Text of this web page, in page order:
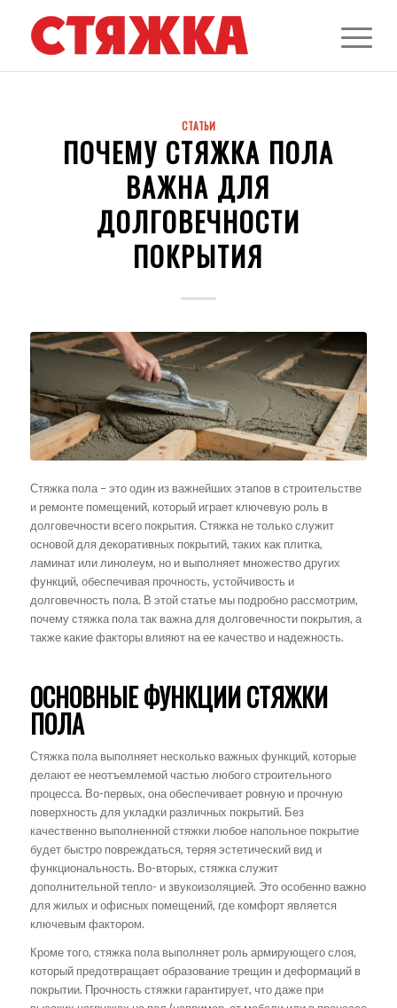
СТАТЬИ
ПОЧЕМУ СТЯЖКА ПОЛА
ВАЖНА ДЛЯ
ДОЛГОВЕЧНОСТИ
ПОКРЫТИЯ
Стяжка пола – это один из важнейших этапов в строительстве
и ремонте помещений, который играет ключевую роль в
долговечности всего покрытия. Стяжка не только служит
основой для декоративных покрытий, таких как плитка,
ламинат или линолеум, но и выполняет множество других
функций, обеспечивая прочность, устойчивость и
долговечность пола. В этой статье мы подробно рассмотрим,
почему стяжка пола так важна для долговечности покрытия, а
также какие факторы влияют на ее качество и надежность.
ОСНОВНЫЕ ФУНКЦИИ СТЯЖКИ
ПОЛА
Стяжка пола выполняет несколько важных функций, которые
делают ее неотъемлемой частью любого строительного
процесса. Во-первых, она обеспечивает ровную и прочную
поверхность для укладки различных покрытий. Без
качественно выполненной стяжки любое напольное покрытие
будет быстро повреждаться, теряя эстетический вид и
функциональность. Во-вторых, стяжка служит
дополнительной тепло- и звукоизоляцией. Это особенно важно
для жилых и офисных помещений, где комфорт является
ключевым фактором.
Кроме того, стяжка пола выполняет роль армирующего слоя,
который предотвращает образование трещин и деформаций в
покрытии. Прочность стяжки гарантирует, что даже при